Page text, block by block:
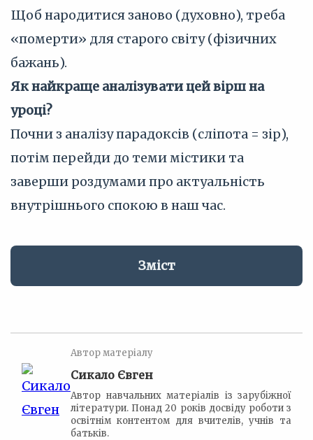
Щоб народитися заново (духовно), треба
«померти» для старого світу (фізичних
бажань).
Як найкраще аналізувати цей вірш на
уроці?
Почни з аналізу парадоксів (сліпота = зір),
потім перейди до теми містики та
заверши роздумами про актуальність
внутрішнього спокою в наш час.
Зміст
Автор матеріалу
Сикало Євген
Автор навчальних матеріалів із зарубіжної
літератури. Понад 20 років досвіду роботи з
освітнім контентом для вчителів, учнів та
батьків.